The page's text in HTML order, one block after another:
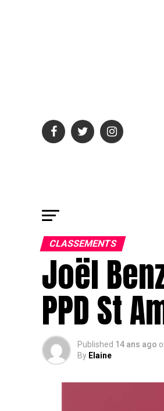
CLASSEMENTS
Joël
PPD St
Published 14 ans ago
By Elaine